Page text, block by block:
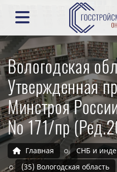
Вологодская
Утвержденная
Минстроя
№ 171/пр
Главная СНБ и
(35) Вологодская область